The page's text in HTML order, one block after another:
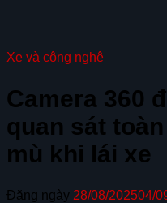
Xe và công nghệ
Camera 360
quan sát
mù khi lái xe
Đăng ngày 28/08/202504/